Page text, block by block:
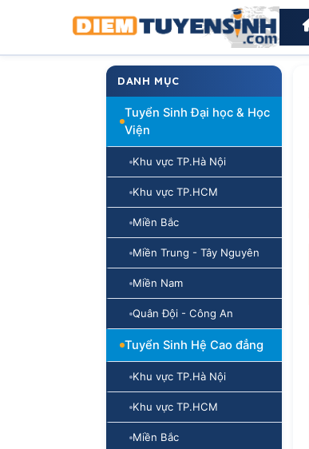
DANH MỤC
Tuyển Sinh Đại học & Học
Viện
Khu vực TP.Hà Nội
Khu vực TP.HCM
Miền Bắc
Miền Trung - Tây Nguyên
Miền Nam
Quân Đội - Công An
Tuyển Sinh Hệ Cao đẳng
Khu vực TP.Hà Nội
Khu vực TP.HCM
Miền Bắc